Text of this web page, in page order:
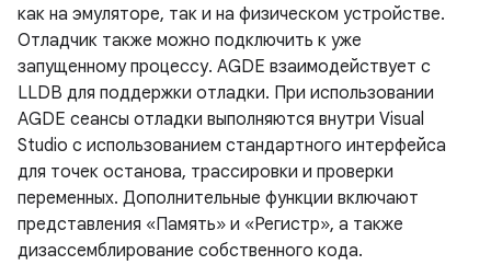
как на эмуляторе, так и на физическом устройстве.
Отладчик также можно подключить к уже
запущенному процессу. AGDE взаимодействует с
LLDB для поддержки отладки. При использовании
AGDE сеансы отладки выполняются внутри Visual
Studio с использованием стандартного интерфейса
для точек останова, трассировки и проверки
переменных. Дополнительные функции включают
представления «Память» и «Регистр», а также
дизассемблирование собственного кода.